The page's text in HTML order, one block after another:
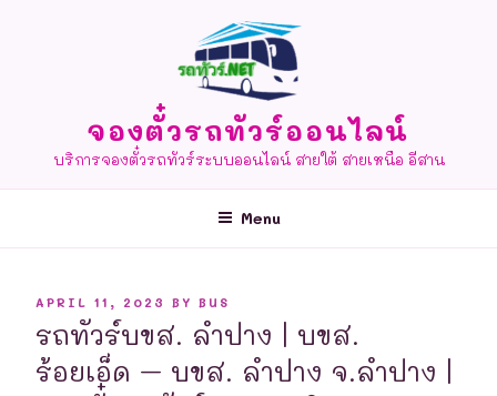
จองตั๋วรถทัวร์ออนไลน์
บริการจองตั๋วรถทัวร์ระบบออนไลน์ สายใต้ สายเหนือ อีสาน
Menu
POSTED
APRIL 11, 2023 BY BUS
รถทัวร์บขส. ลำปาง | บขส.
ร้อยเอ็ด – บขส. ลำปาง จ.ลำปาง |